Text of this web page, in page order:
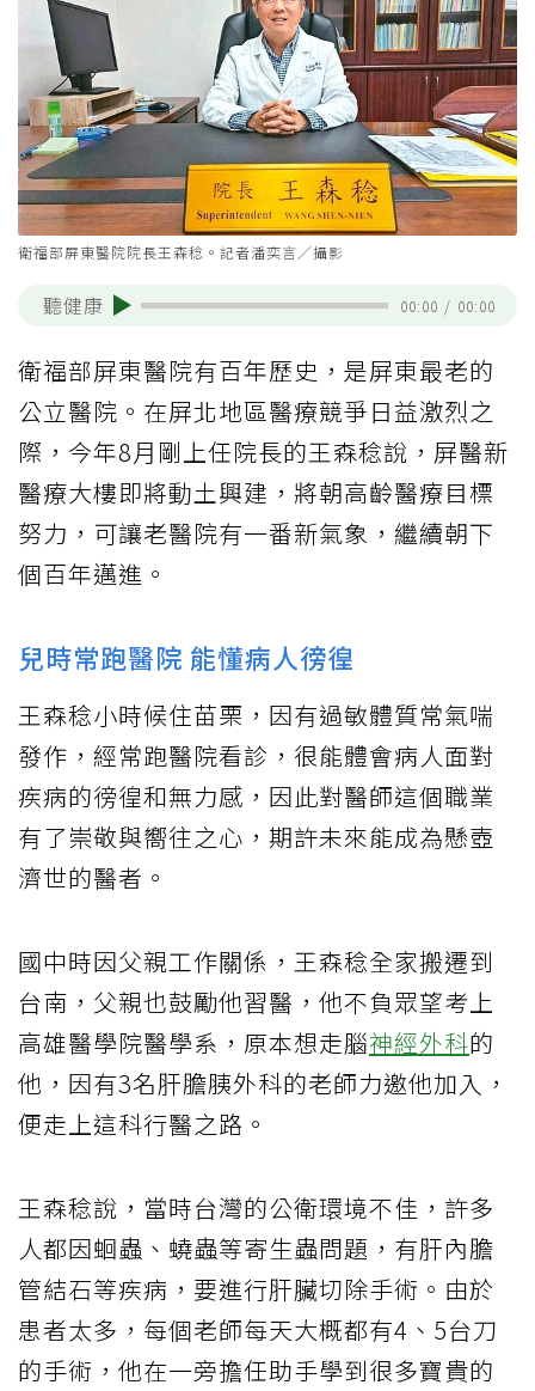
衛福部屏東醫院院長王森稔。記者潘奕言／攝影
聽健康 00:00 / 00:00
衛福部屏東醫院有百年歷史，是屏東最老的
公立醫院。在屏北地區醫療競爭日益激烈之
際，今年8月剛上任院長的王森稔說，屏醫新
醫療大樓即將動土興建，將朝高齡醫療目標
努力，可讓老醫院有一番新氣象，繼續朝下
個百年邁進。
兒時常跑醫院 能懂病人徬徨
王森稔小時候住苗栗，因有過敏體質常氣喘
發作，經常跑醫院看診，很能體會病人面對
疾病的徬徨和無力感，因此對醫師這個職業
有了崇敬與嚮往之心，期許未來能成為懸壺
濟世的醫者。
國中時因父親工作關係，王森稔全家搬遷到
台南，父親也鼓勵他習醫，他不負眾望考上
高雄醫學院醫學系，原本想走腦神經外科的
他，因有3名肝膽胰外科的老師力邀他加入，
便走上這科行醫之路。
王森稔說，當時台灣的公衛環境不佳，許多
人都因蛔蟲、蟯蟲等寄生蟲問題，有肝內膽
管結石等疾病，要進行肝臟切除手術。由於
患者太多，每個老師每天大概都有4、5台刀
的手術，他在一旁擔任助手學到很多寶貴的